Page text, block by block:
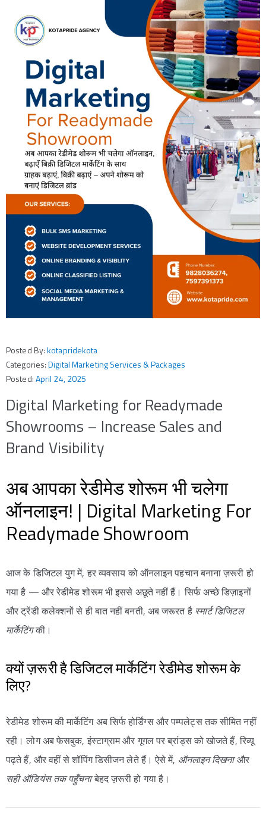
Posted By:kotapridekota
Categories:Digital Marketing Services & Packages
Posted:April 24, 2025
Digital Marketing for Readymade
Showrooms – Increase Sales and
Brand Visibility
अब आपका रेडीमेड शोरूम भी चलेगा
ऑनलाइन! | Digital Marketing For
Readymade Showroom
आज के डिजिटल युग में, हर व्यवसाय को ऑनलाइन पहचान बनाना ज़रूरी हो
गया है — और रेडीमेड शोरूम भी इससे अछूते नहीं हैं। सिर्फ अच्छे डिज़ाइनों
और ट्रेंडी कलेक्शनों से ही बात नहीं बनती, अब जरूरत है स्मार्ट डिजिटल
मार्केटिंगकी।
क्यों ज़रूरी है डिजिटल मार्केटिंग रेडीमेड शोरूम के
लिए?
रेडीमेड शोरूम की मार्केटिंग अब सिर्फ होर्डिंग्स और पम्पलेट्स तक सीमित नहीं
रही। लोग अब फेसबुक, इंस्टाग्राम और गूगल पर ब्रांड्स को खोजते हैं, रिव्यू
पढ़ते हैं, और वहीं से शॉपिंग डिसीजन लेते हैं। ऐसे में, ऑनलाइन दिखनाऔर
सही ऑडियंस तक पहुँचनाबेहद ज़रूरी हो गया है।